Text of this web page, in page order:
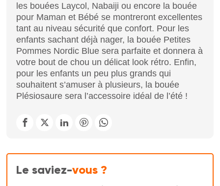
les bouées Laycol, Nabaiji ou encore la bouée
pour Maman et Bébé se montreront excellentes
tant au niveau sécurité que confort. Pour les
enfants sachant déjà nager, la bouée Petites
Pommes Nordic Blue sera parfaite et donnera à
votre bout de chou un délicat look rétro. Enfin,
pour les enfants un peu plus grands qui
souhaitent s’amuser à plusieurs, la bouée
Plésiosaure sera l’accessoire idéal de l’été !
Le saviez-vous ?